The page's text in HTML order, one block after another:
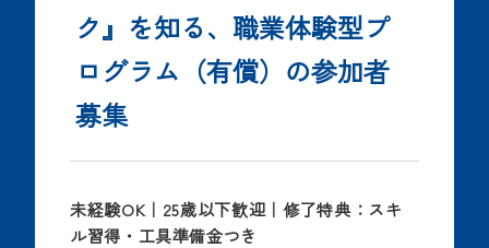
ク』を知る、職業体験型プ
ログラム（有償）の参加者
募集
未経験OK｜25歳以下歓迎｜修了特典：スキ
ル習得・工具準備金つき